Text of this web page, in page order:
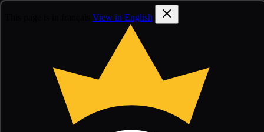
View in English